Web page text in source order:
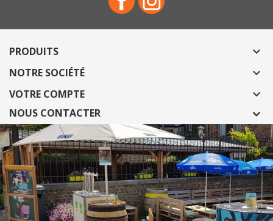
PRODUITS 
NOTRE SOCIÉTÉ 
VOTRE COMPTE 
NOUS CONTACTER